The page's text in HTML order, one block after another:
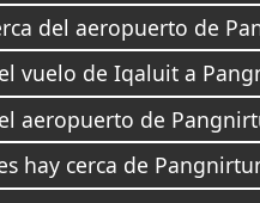
del aeropuerto de
vuelo de Iqaluit a
aeropuerto de
hay cerca de